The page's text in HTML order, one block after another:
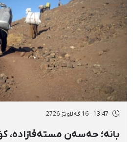
13:47 - 16 گەلاوێژ 2726
بانه؛ حەسەن مستەفازادە،